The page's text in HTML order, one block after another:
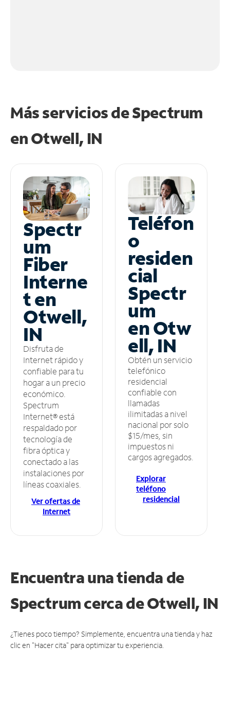
Más servicios de Spectrum
enOtwell, IN
Spectr
um
Fiber
Interne
t en
Otwell,
IN
Disfruta de
Internet rápido y
confiable para tu
hogar a un precio
económico.
Spectrum
Internet® está
respaldado por
tecnología de
fibra óptica y
conectado a las
instalaciones por
líneas coaxiales.
Ver ofertas de
Internet
Teléfon
o
residen
cial
Spectr
um
en Otw
ell, IN
Obtén un servicio
telefónico
residencial
confiable con
llamadas
ilimitadas a nivel
nacional por solo
$15/mes, sin
impuestos ni
cargos agregados.
Explorar
teléfono
residencial
Encuentra una tienda de
Spectrumcerca de Otwell, IN
¿Tienes poco tiempo? Simplemente, encuentra una tienda y haz
clic en "Hacer cita" para optimizar tu experiencia.